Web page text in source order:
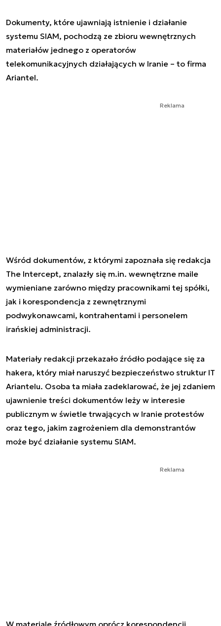
Dokumenty, które ujawniają istnienie i działanie
systemu SIAM, pochodzą ze zbioru wewnętrznych
materiałów jednego z operatorów
telekomunikacyjnych działających w Iranie – to firma
Ariantel.
Reklama
Wśród dokumentów, z którymi zapoznała się redakcja
The Intercept, znalazły się m.in. wewnętrzne maile
wymieniane zarówno między pracownikami tej spółki,
jak i korespondencja z zewnętrznymi
podwykonawcami, kontrahentami i personelem
irańskiej administracji.
Materiały redakcji przekazało źródło podające się za
hakera, który miał naruszyć bezpieczeństwo struktur IT
Ariantelu. Osoba ta miała zadeklarować, że jej zdaniem
ujawnienie treści dokumentów leży w interesie
publicznym w świetle trwających w Iranie protestów
oraz tego, jakim zagrożeniem dla demonstrantów
może być działanie systemu SIAM.
Reklama
W materiale źródłowym oprócz korespondencji